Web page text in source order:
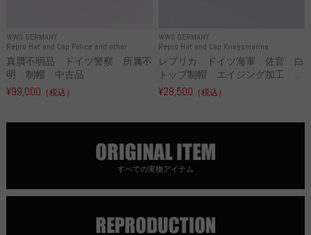
WWII GERMANY
Repro Hat and Cap Police and other
真贋不明品 ドイツ警察 所属不
明 制帽 中古品
¥99,000 （税込）
WWII GERMANY
Repro Hat and Cap Kriegsmarine
レプリカ ドイツ海軍 佐官 白
トップ制帽 エイジング加工 ...
¥28,500 （税込）
すべての実物アイテム